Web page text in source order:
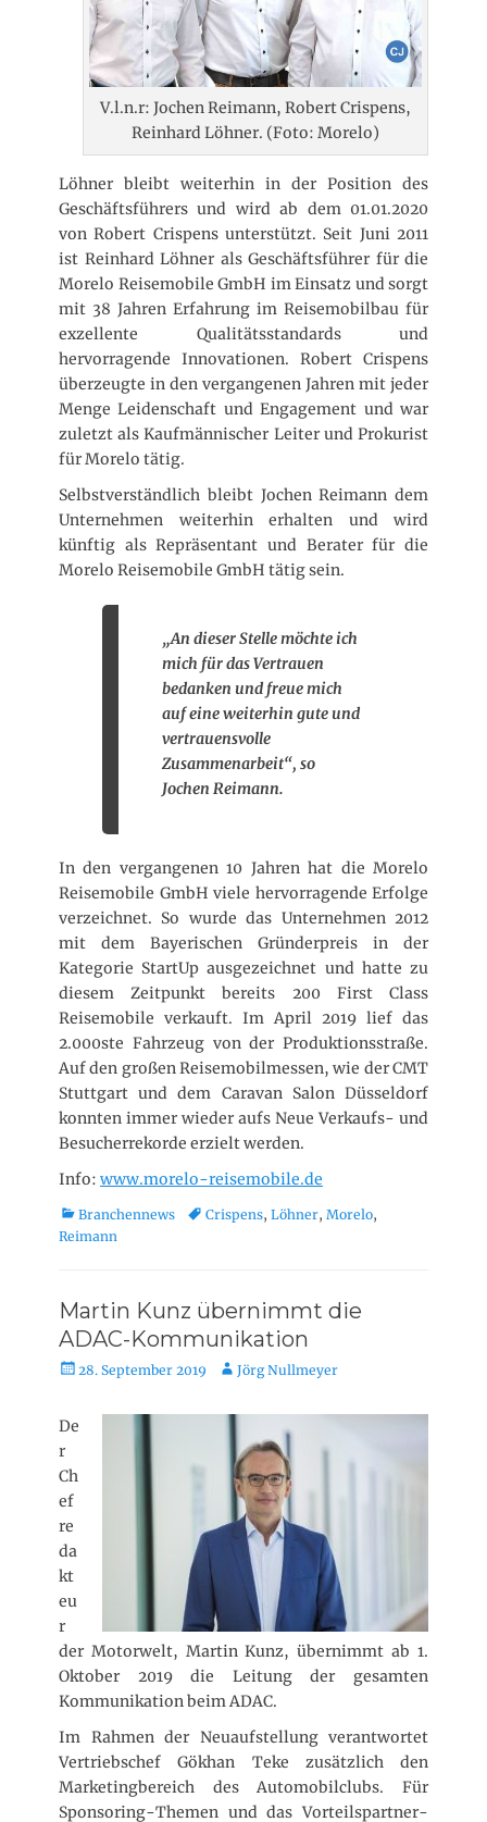
V.l.n.r: Jochen Reimann, Robert Crispens,
Reinhard Löhner. (Foto: Morelo)
Löhner bleibt weiterhin in der Position des
Geschäftsführers und wird ab dem 01.01.2020
von Robert Crispens unterstützt. Seit Juni 2011
ist Reinhard Löhner als Geschäftsführer für die
Morelo Reisemobile GmbH im Einsatz und sorgt
mit 38 Jahren Erfahrung im Reisemobilbau für
exzellente Qualitätsstandards und
hervorragende Innovationen. Robert Crispens
überzeugte in den vergangenen Jahren mit jeder
Menge Leidenschaft und Engagement und war
zuletzt als Kaufmännischer Leiter und Prokurist
für Morelo tätig.
Selbstverständlich bleibt Jochen Reimann dem
Unternehmen weiterhin erhalten und wird
künftig als Repräsentant und Berater für die
Morelo Reisemobile GmbH tätig sein.
„An dieser Stelle möchte ich
mich für das Vertrauen
bedanken und freue mich
auf eine weiterhin gute und
vertrauensvolle
Zusammenarbeit“, so
Jochen Reimann.
In den vergangenen 10 Jahren hat die Morelo
Reisemobile GmbH viele hervorragende Erfolge
verzeichnet. So wurde das Unternehmen 2012
mit dem Bayerischen Gründerpreis in der
Kategorie StartUp ausgezeichnet und hatte zu
diesem Zeitpunkt bereits 200 First Class
Reisemobile verkauft. Im April 2019 lief das
2.000ste Fahrzeug von der Produktionsstraße.
Auf den großen Reisemobilmessen, wie der CMT
Stuttgart und dem Caravan Salon Düsseldorf
konnten immer wieder aufs Neue Verkaufs- und
Besucherrekorde erzielt werden.
Info: www.morelo-reisemobile.de
K
a
g
o
r
i
Branchennews
T
Crispens, Löhner, Morelo,
Reimann
Martin Kunz übernimmt die
ADAC-Kommunikation
V
ö
f
f
e
n
t
l
i
c
h
t
a
m
28. September 2019
A
t
Jörg Nullmeyer
De
r
Ch
ef
re
da
kt
eu
r
der Motorwelt, Martin Kunz, übernimmt ab 1.
Oktober 2019 die Leitung der gesamten
Kommunikationbeim ADAC.
Im Rahmen der Neuaufstellung verantwortet
Vertriebschef Gökhan Teke zusätzlich den
Marketingbereich des Automobilclubs. Für
Sponsoring-Themen und das Vorteilspartner-